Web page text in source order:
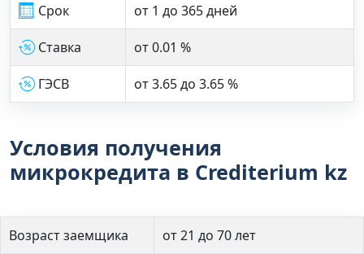
Срок от 1 до 365 дней
Ставка от 0.01 %
ГЭСВ от 3.65 до 3.65 %
Условия получения
микрокредита в Crediterium kz
Возраст заемщика от 21 до 70 лет